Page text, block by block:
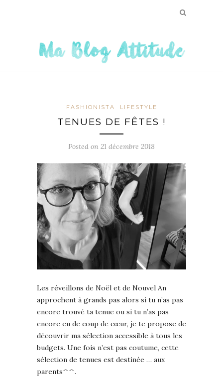
FASHIONISTA LIFESTYLE
TENUES DE FÊTES !
Posted on 21 décembre 2018
Les réveillons de Noël et de Nouvel An
approchent à grands pas alors si tu n’as pas
encore trouvé ta tenue ou si tu n’as pas
encore eu de coup de cœur, je te propose de
découvrir ma sélection accessible à tous les
budgets. Une fois n’est pas coutume, cette
sélection de tenues est destinée … aux
parents^^.